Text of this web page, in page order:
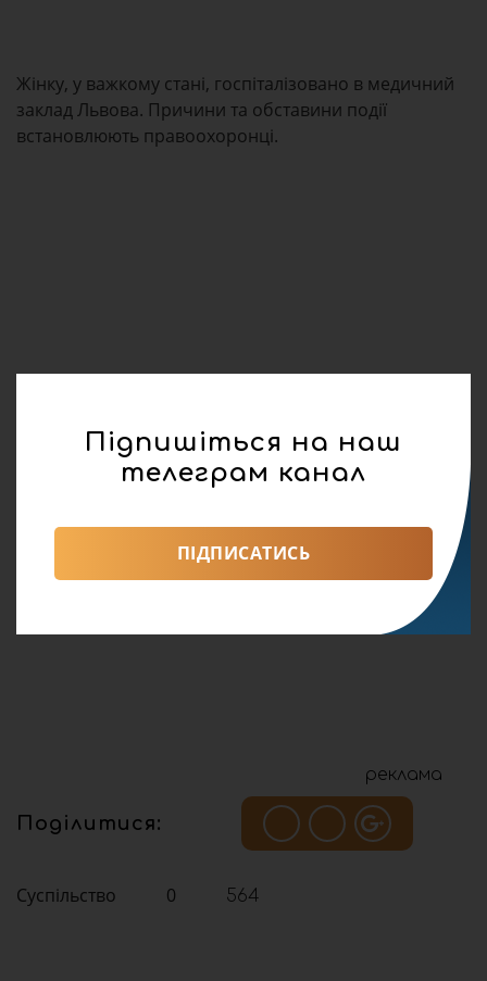
Жінку, у важкому стані, госпіталізовано в медичний
заклад Львова. Причини та обставини події
встановлюють правоохоронці.
реклама
Поділитися:
Суспільство 0 564
Підпишіться на наш
телеграм канал
ПІДПИСАТИСЬ